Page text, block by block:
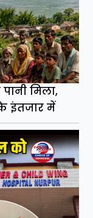
मिला,
इंतजार में